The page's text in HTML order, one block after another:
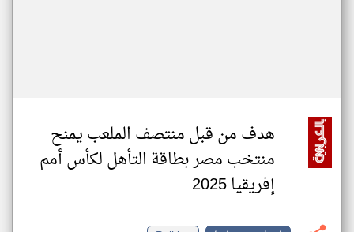
هدف من قبل منتصف الملعب يمنح
منتخب مصر بطاقة التأهل لكأس أمم
إفريقيا 2025